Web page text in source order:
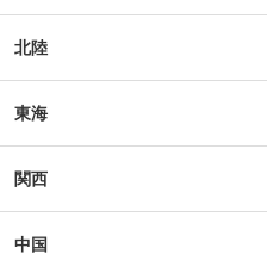
北陸
東海
関西
中国